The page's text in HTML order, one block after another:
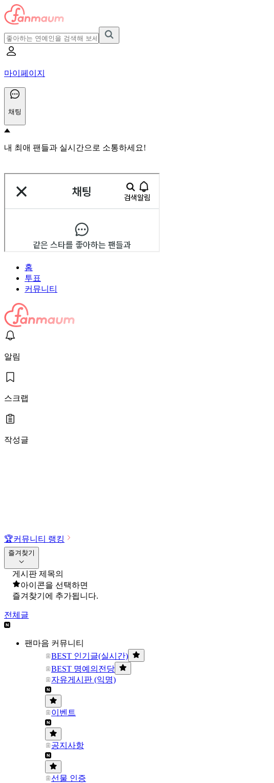
마이페이지
채팅
내 최애 팬들과 실시간으로 소통하세요!
홈
투표
커뮤니티
알림
스크랩
작성글
🏆커뮤니티 랭킹
즐겨찾기
게시판 제목의
아이콘을 선택하면
즐겨찾기에 추가됩니다.
전체글
팬마음 커뮤니티
BEST 인기글(실시간)
BEST 명예의전당
자유게시판 (익명)
이벤트
공지사항
선물 인증